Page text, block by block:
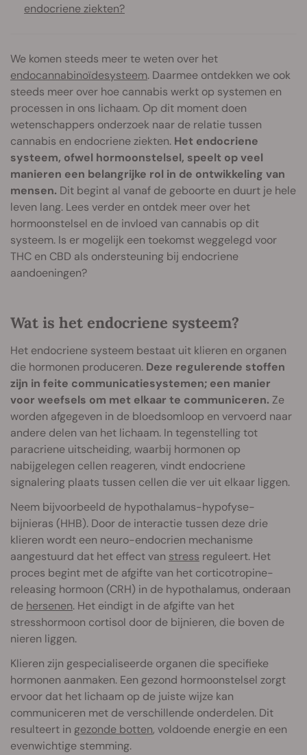
endocriene ziekten?
We komen steeds meer te weten over het
endocannabinoïdesysteem. Daarmee ontdekken we ook
steeds meer over hoe cannabis werkt op systemen en
processen in ons lichaam. Op dit moment doen
wetenschappers onderzoek naar de relatie tussen
cannabis en endocriene ziekten. Het endocriene
systeem, ofwel hormoonstelsel, speelt op veel
manieren een belangrijke rol in de ontwikkeling van
mensen. Dit begint al vanaf de geboorte en duurt je hele
leven lang. Lees verder en ontdek meer over het
hormoonstelsel en de invloed van cannabis op dit
systeem. Is er mogelijk een toekomst weggelegd voor
THC en CBD als ondersteuning bij endocriene
aandoeningen?
Wat is het endocriene systeem?
Het endocriene systeem bestaat uit klieren en organen
die hormonen produceren. Deze regulerende stoffen
zijn in feite communicatiesystemen; een manier
voor weefsels om met elkaar te communiceren. Ze
worden afgegeven in de bloedsomloop en vervoerd naar
andere delen van het lichaam. In tegenstelling tot
paracriene uitscheiding, waarbij hormonen op
nabijgelegen cellen reageren, vindt endocriene
signalering plaats tussen cellen die ver uit elkaar liggen.
Neem bijvoorbeeld de hypothalamus-hypofyse-
bijnieras (HHB). Door de interactie tussen deze drie
klieren wordt een neuro-endocrien mechanisme
aangestuurd dat het effect van stress reguleert. Het
proces begint met de afgifte van het corticotropine-
releasing hormoon (CRH) in de hypothalamus, onderaan
de hersenen. Het eindigt in de afgifte van het
stresshormoon cortisol door de bijnieren, die boven de
nieren liggen.
Klieren zijn gespecialiseerde organen die specifieke
hormonen aanmaken. Een gezond hormoonstelsel zorgt
ervoor dat het lichaam op de juiste wijze kan
communiceren met de verschillende onderdelen. Dit
resulteert in gezonde botten, voldoende energie en een
evenwichtige stemming.